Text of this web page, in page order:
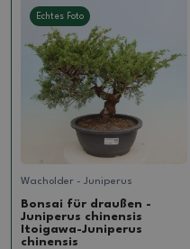
Echtes Foto
Wacholder - Juniperus
Bonsai für draußen -
Juniperus chinensis
Itoigawa-Juniperus
chinensis